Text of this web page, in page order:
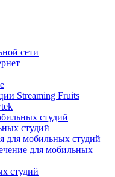
сети
Streaming Fruits
студий
студий
для мобильных студий
для мобильных
студий